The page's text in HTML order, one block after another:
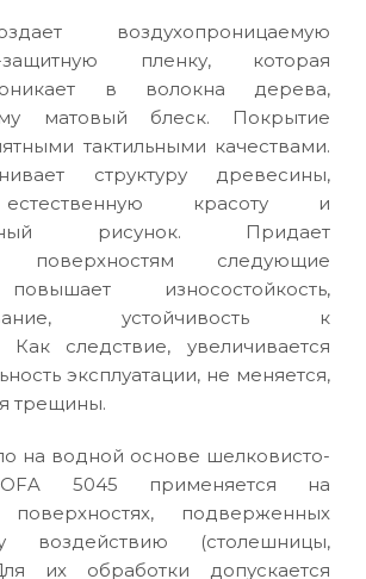
воздухопроницаемую
защитную пленку, которая
в волокна дерева,
матовый блеск. Покрытие
тактильными качествами.
структуру древесины,
красоту и
рисунок. Придает
поверхностям следующие
износостойкость,
устойчивость к
Как следствие, увеличивается
эксплуатации, не меняется,
трещины.
на водной основе шелковисто-
5045 применяется на
подверженных
воздействию (столешницы,
их обработки допускается